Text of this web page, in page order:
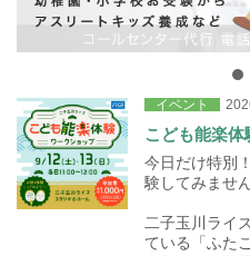
イベント
こども能楽
今日だけ特別
験してみませ
二子玉川ライ
ている「ふた